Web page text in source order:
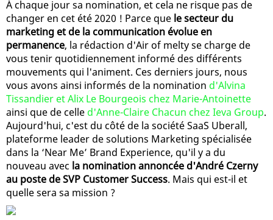
À chaque jour sa nomination, et cela ne risque pas de
changer en cet été 2020 ! Parce que le secteur du
marketing et de la communication évolue en
permanence, la rédaction d'Air of melty se charge de
vous tenir quotidiennement informé des différents
mouvements qui l'animent. Ces derniers jours, nous
vous avons ainsi informés de la nomination d'Alvina
Tissandier et Alix Le Bourgeois chez Marie-Antoinette
ainsi que de celle d'Anne-Claire Chacun chez Ieva Group.
Aujourd'hui, c'est du côté de la société SaaS Uberall,
plateforme leader de solutions Marketing spécialisée
dans la ‘Near Me’ Brand Experience, qu'il y a du
nouveau avec la nomination annoncée d'André Czerny
au poste de SVP Customer Success. Mais qui est-il et
quelle sera sa mission ?